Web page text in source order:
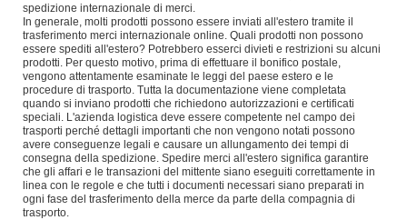
spedizione internazionale di merci.
In generale, molti prodotti possono essere inviati all'estero tramite il
trasferimento merci internazionale online. Quali prodotti non possono
essere spediti all'estero? Potrebbero esserci divieti e restrizioni su alcuni
prodotti. Per questo motivo, prima di effettuare il bonifico postale,
vengono attentamente esaminate le leggi del paese estero e le
procedure di trasporto. Tutta la documentazione viene completata
quando si inviano prodotti che richiedono autorizzazioni e certificati
speciali. L'azienda logistica deve essere competente nel campo dei
trasporti perché dettagli importanti che non vengono notati possono
avere conseguenze legali e causare un allungamento dei tempi di
consegna della spedizione. Spedire merci all'estero significa garantire
che gli affari e le transazioni del mittente siano eseguiti correttamente in
linea con le regole e che tutti i documenti necessari siano preparati in
ogni fase del trasferimento della merce da parte della compagnia di
trasporto.